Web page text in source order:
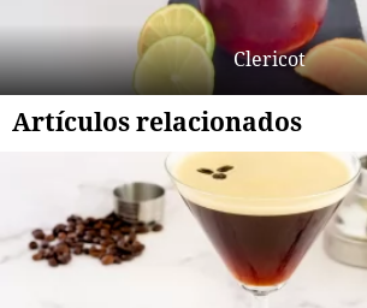
Clericot
Artículos relacionados